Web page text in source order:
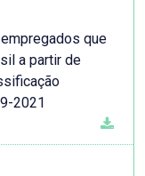
que
a partir de
2021